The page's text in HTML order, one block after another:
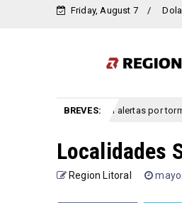
Friday, August 7
BREVES:
Rigen alertas por tormentas y
Localidades
Region Litoral